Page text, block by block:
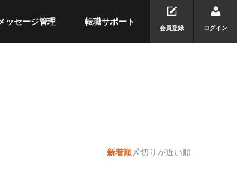
ッセージ管理 転職サポート
会員登録 ログイン
新着順〆切りが近い順